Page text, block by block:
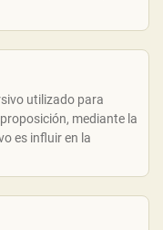
utilizado para
mediante la
es influir en la